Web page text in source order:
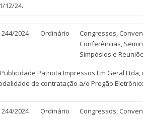
12/24.
244/2024 Ordinário
Congressos,
Conferências,
Simpósios e
Patriota Impressos Em Geral
de contratação a/o Pregão
244/2024 Ordinário
Congressos,